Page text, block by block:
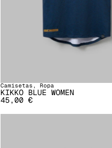
Camisetas , Ropa
KIKKO BLUE WOMEN
45,00 €